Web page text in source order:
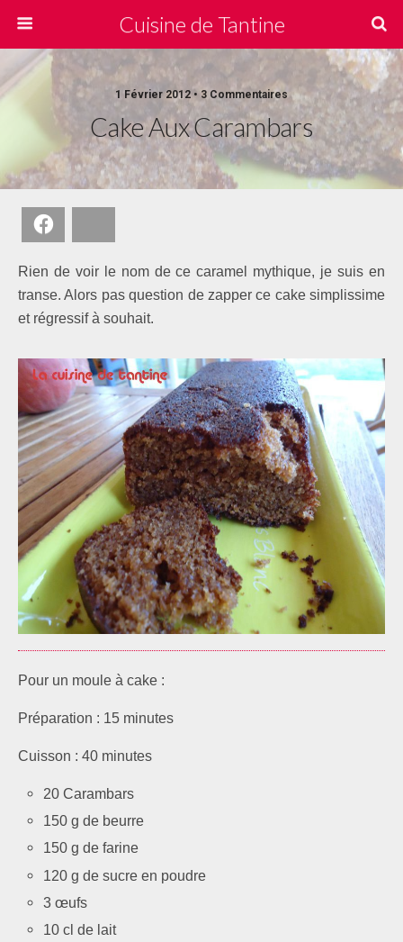
Cuisine de Tantine
1 Février 2012 • 3 Commentaires
Cake Aux Carambars
Rien de voir le nom de ce caramel mythique, je suis en
transe. Alors pas question de zapper ce cake simplissime
et régressif à souhait.
Pour un moule à cake :
Préparation : 15 minutes
Cuisson : 40 minutes
20 Carambars
150 g de beurre
150 g de farine
120 g de sucre en poudre
3 œufs
10 cl de lait